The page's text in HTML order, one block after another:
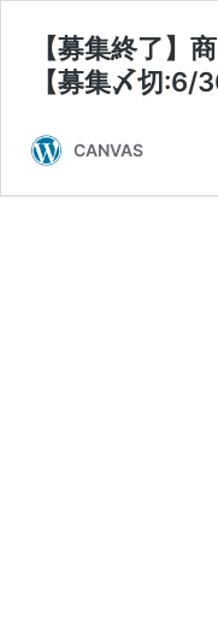
【募集終了】
【募集〆切:6/
CANVAS